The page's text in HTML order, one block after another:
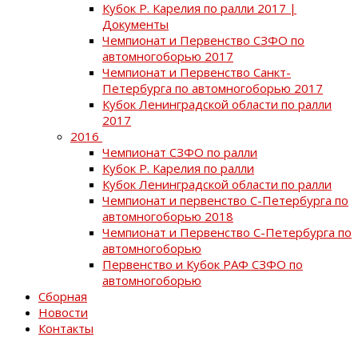
Кубок Р. Карелия по ралли 2017 |
Документы
Чемпионат и Первенство СЗФО по
автомногоборью 2017
Чемпионат и Первенство Санкт-
Петербурга по автомногоборью 2017
Кубок Ленинградской области по ралли
2017
2016
Чемпионат СЗФО по ралли
Кубок Р. Карелия по ралли
Кубок Ленинградской области по ралли
Чемпионат и первенство С-Петербурга по
автомногоборью 2018
Чемпионат и Первенство С-Петербурга по
автомногоборью
Первенство и Кубок РАФ СЗФО по
автомногоборью
Сборная
Новости
Контакты